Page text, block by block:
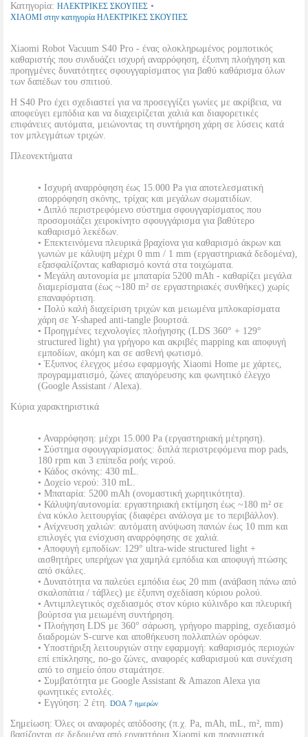
Κατηγορία: ΗΛΕΚΤΡΙΚΕΣ ΣΚΟΥΠΕΣ •
XIAOMI στην κατηγορία ΗΛΕΚΤΡΙΚΕΣ ΣΚΟΥΠΕΣ
Xiaomi Robot Vacuum S40 Pro - ένας ολοκληρωμένος ρομποτικός
καθαριστής που συνδυάζει ισχυρή αναρρόφηση, έξυπνη πλοήγηση και
προηγμένες δυνατότητες σφουγγαρίσματος για βαθύ καθάρισμα όλων
των δαπέδων του σπιτιού.
Η S40 Pro έχει σχεδιαστεί για να προσεγγίζει γωνίες με ακρίβεια, να
αποφεύγει εμπόδια και να διαχειρίζεται χαλιά και διαφορετικές
επιφάνειες αυτόματα, μειώνοντας τη συντήρηση χάρη σε λύσεις κατά
τον μπλεγμάτων τριχών.
Πλεονεκτήματα
• Ισχυρή αναρρόφηση έως 15.000 Pa για αποτελεσματική
απορρόφηση σκόνης, τρίχας και μεγάλων σωματιδίων.
• Διπλό περιστρεφόμενο σύστημα σφουγγαρίσματος που
προσομοιάζει χειροκίνητο σφουγγάρισμα για βαθύτερο
καθαρισμό λεκέδων.
• Επεκτεινόμενα πλευρικά βραχίονα για καθαρισμό άκρων και
γωνιών με κάλυψη μέχρι 0 mm / 1 mm (εργαστηριακά δεδομένα),
εξασφαλίζοντας καθαρισμό κοντά στα τοιχώματα.
• Μεγάλη αυτονομία με μπαταρία 5200 mAh - καθαρίζει μεγάλα
διαμερίσματα (έως ~180 m² σε εργαστηριακές συνθήκες) χωρίς
επαναφόρτιση.
• Πολύ καλή διαχείριση τριχών και μειωμένα μπλοκαρίσματα
χάρη σε Y-shaped anti-tangle βουρτσά.
• Προηγμένες τεχνολογίες πλοήγησης (LDS 360° + 129°
structured light) για γρήγορο και ακριβές mapping και αποφυγή
εμποδίων, ακόμη και σε ασθενή φωτισμό.
• Έξυπνος έλεγχος μέσω εφαρμογής Xiaomi Home με χάρτες,
προγραμματισμό, ζώνες απαγόρευσης και φωνητικό έλεγχο
(Google Assistant / Alexa).
Κύρια χαρακτηριστικά
• Αναρρόφηση: μέχρι 15.000 Pa (εργαστηριακή μέτρηση).
• Σύστημα σφουγγαρίσματος: διπλά περιστρεφόμενα mop pads,
180 rpm και 3 επίπεδα ροής νερού.
• Κάδος σκόνης: 430 mL.
• Δοχείο νερού: 310 mL.
• Μπαταρία: 5200 mAh (ονομαστική χωρητικότητα).
• Κάλυψη/αυτονομία: εργαστηριακή εκτίμηση έως ~180 m² σε
ένα κύκλο λειτουργίας (διαφέρει ανάλογα με το περιβάλλον).
• Ανίχνευση χαλιών: αυτόματη ανύψωση πανιών έως 10 mm και
επιλογές για ενίσχυση αναρρόφησης σε χαλιά.
• Αποφυγή εμποδίων: 129° ultra-wide structured light +
αισθητήρες υπερήχων για χαμηλά εμπόδια και αποφυγή πτώσης
από σκάλες.
• Δυνατότητα να παλεύει εμπόδια έως 20 mm (ανάβαση πάνω από
σκαλοπάτια / τάβλες) με έξυπνη σχεδίαση κύριου ρολού.
• Αντιμπλεγτικός σχεδιασμός στον κύριο κύλινδρο και πλευρική
βούρτσα για μειωμένη συντήρηση.
• Πλοήγηση LDS με 360° σάρωση, γρήγορο mapping, σχεδιασμό
διαδρομών S-curve και αποθήκευση πολλαπλών ορόφων.
• Υποστήριξη λειτουργιών στην εφαρμογή: καθαρισμός περιοχών
επί επίκλησης, no-go ζώνες, αναφορές καθαρισμού και συνέχιση
από το σημείο όπου σταμάτησε.
• Συμβατότητα με Google Assistant & Amazon Alexa για
φωνητικές εντολές.
• Εγγύηση: 2 έτη. DOA 7 ημερών
Σημείωση: Όλες οι αναφορές απόδοσης (π.χ. Pa, mAh, mL, m², mm)
βασίζονται σε δεδομένα από εργαστήρια Xiaomi και πραγματικά